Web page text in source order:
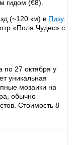
гидом (€8).
(~120 км) в Пизу.
«Поля Чудес» с
по 27 октября у
уникальная
мозаики на
обычно
Стоимость 8